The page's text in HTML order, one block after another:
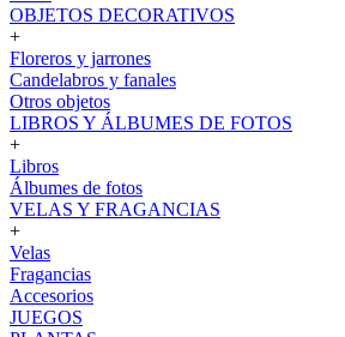
OBJETOS DECORATIVOS
+
Floreros y jarrones
Candelabros y fanales
Otros objetos
LIBROS Y ÁLBUMES DE FOTOS
+
Libros
Álbumes de fotos
VELAS Y FRAGANCIAS
+
Velas
Fragancias
Accesorios
JUEGOS